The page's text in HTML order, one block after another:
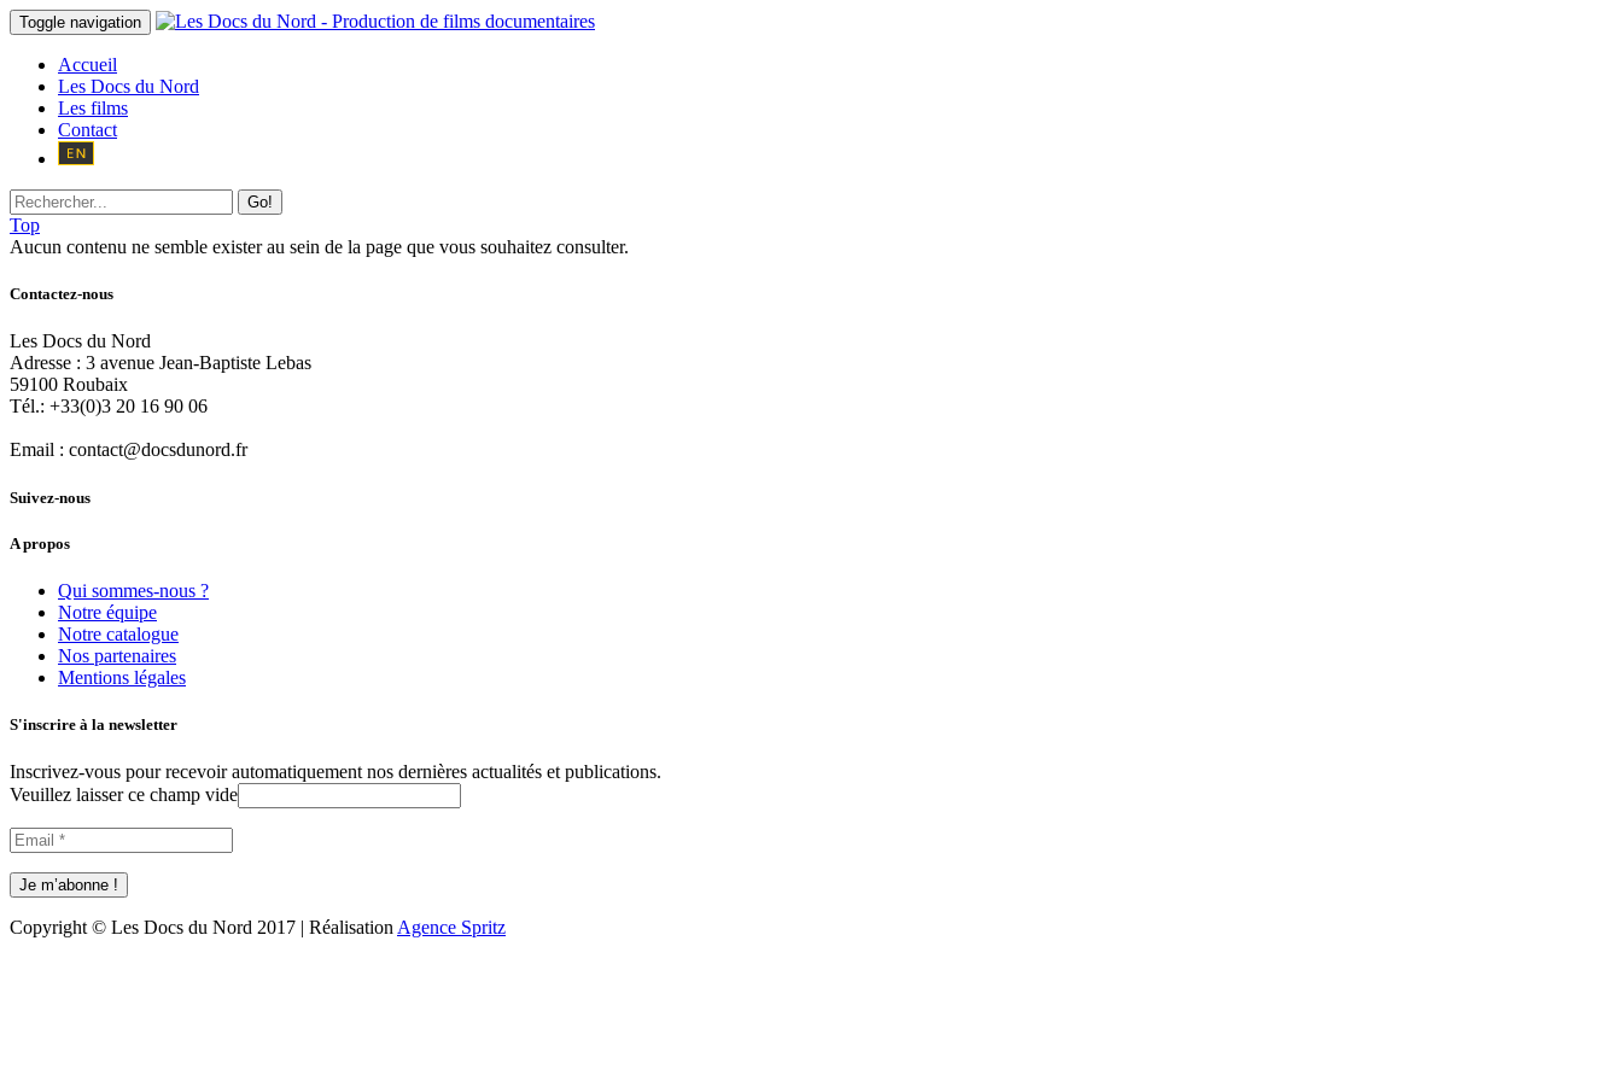
Toggle navigation
Accueil
Les Docs du Nord
Les films
Contact
Go!
Top
Aucun contenu ne semble exister au sein de la page que vous souhaitez consulter.
Contactez-nous
Les Docs du Nord
Adresse : 3 avenue Jean-Baptiste Lebas
59100 Roubaix
Tél.: +33(0)3 20 16 90 06
Email : contact@docsdunord.fr
Suivez-nous
A propos
Qui sommes-nous ?
Notre équipe
Notre catalogue
Nos partenaires
Mentions légales
S'inscrire à la newsletter
Inscrivez-vous pour recevoir automatiquement nos dernières actualités et publications.
Veuillez laisser ce champ vide
Copyright © Les Docs du Nord 2017 | Réalisation Agence Spritz